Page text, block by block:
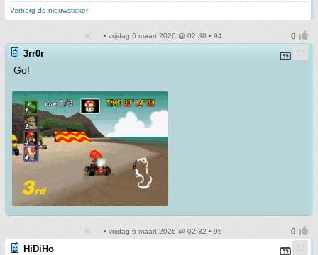
Verberg de nieuwsticker
• vrijdag 6 maart 2026 @ 02:30 • 94
3rr0r
Go!
• vrijdag 6 maart 2026 @ 02:32 • 95
HiDiHo